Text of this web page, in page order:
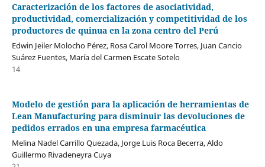
Caracterización de los factores de asociatividad,
productividad, comercialización y competitividad de los
productores de quinua en la zona centro del Perú
Edwin Jeiler Molocho Pérez, Rosa Carol Moore Torres, Juan Cancio
Suárez Fuentes, María del Carmen Escate Sotelo
14
Modelo de gestión para la aplicación de herramientas de
Lean Manufacturing para disminuir las devoluciones de
pedidos errados en una empresa farmacéutica
Melina Nadel Carrillo Quezada, Jorge Luis Roca Becerra, Aldo
Guillermo Rivadeneyra Cuya